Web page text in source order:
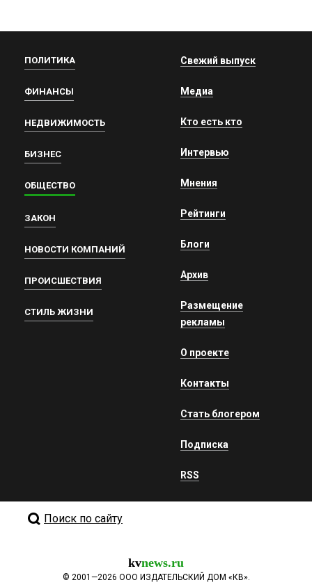
ПОЛИТИКА
ФИНАНСЫ
НЕДВИЖИМОСТЬ
БИЗНЕС
ОБЩЕСТВО
ЗАКОН
НОВОСТИ КОМПАНИЙ
ПРОИСШЕСТВИЯ
СТИЛЬ ЖИЗНИ
Свежий выпуск
Медиа
Кто есть кто
Интервью
Мнения
Рейтинги
Блоги
Архив
Размещение
рекламы
О проекте
Контакты
Стать блогером
Подписка
RSS
Поиск по сайту
kvnews.ru
© 2001—2026 ООО ИЗДАТЕЛЬСКИЙ ДОМ «КВ».